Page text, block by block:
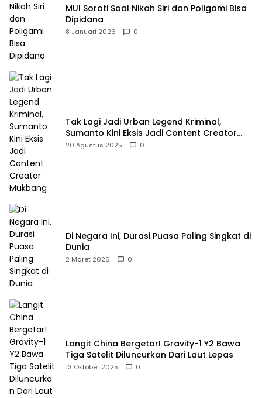
MUI Soroti Soal Nikah Siri dan Poligami Bisa
Dipidana
8 Januari 2026 0
Tak Lagi Jadi Urban Legend Kriminal,
Sumanto Kini Eksis Jadi Content Creator
Mukbang
20 Agustus 2025 0
Di Negara Ini, Durasi Puasa Paling Singkat di
Dunia
2 Maret 2026 0
Langit China Bergetar! Gravity-1 Y2 Bawa
Tiga Satelit Diluncurkan Dari Laut Lepas
13 Oktober 2025 0